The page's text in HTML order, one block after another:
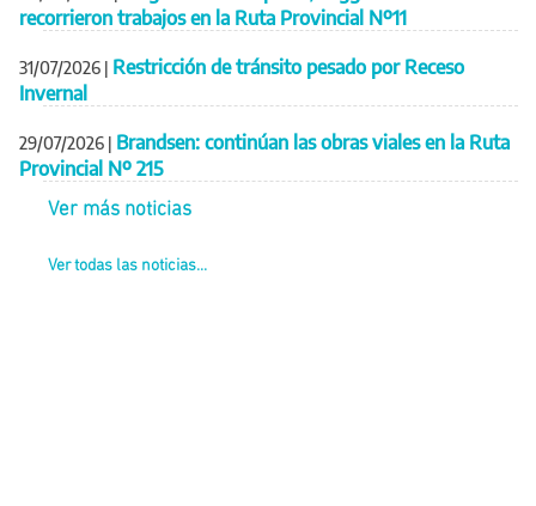
recorrieron trabajos en la Ruta Provincial Nº11
31/07/2026 | Restricción de tránsito pesado por Receso
Invernal
29/07/2026 | Brandsen: continúan las obras viales en la Ruta
Provincial Nº 215
Ver más noticias
Ver todas las noticias...